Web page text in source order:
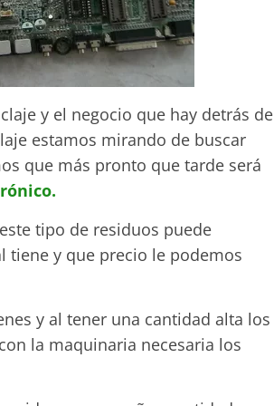
y el negocio que hay detrás de
estamos mirando de buscar
que más pronto que tarde será
tipo de residuos puede
tiene y que precio le podemos
y al tener una cantidad alta los
la maquinaria necesaria los